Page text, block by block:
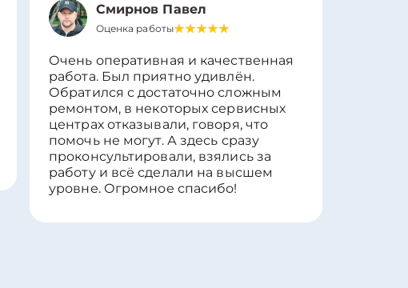
Смирнов Павел
Оценка работы
Очень оперативная и качественная
работа. Был приятно удивлён.
Обратился с достаточно сложным
ремонтом, в некоторых сервисных
центрах отказывали, говоря, что
помочь не могут. А здесь сразу
проконсультировали, взялись за
работу и всё сделали на высшем
уровне. Огромное спасибо!